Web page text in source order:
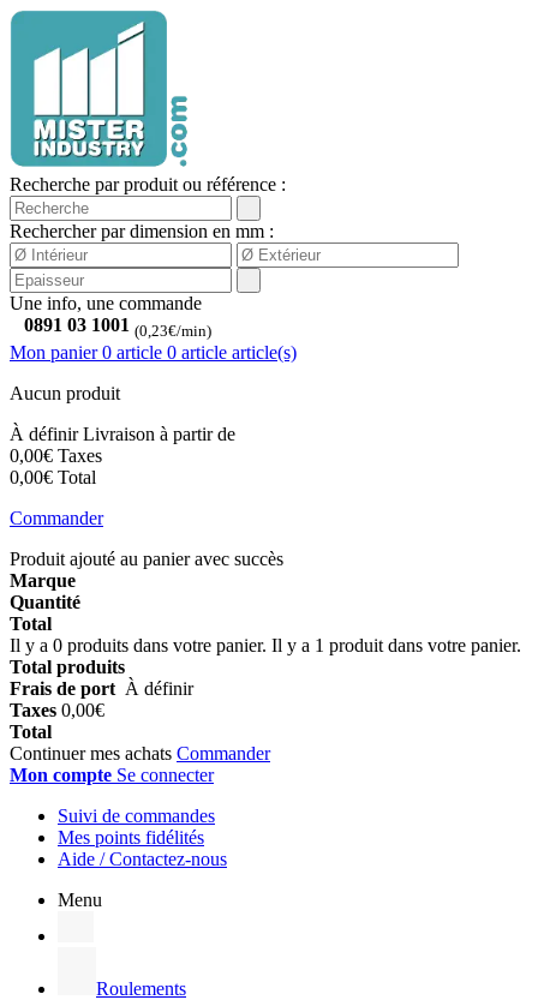
Recherche par produit ou référence :
Rechercher par dimension en mm :
Une info, une commande
0891 03 1001 (0,23€/min)
Mon panier 0 article 0 article article(s)
Aucun produit
À définirLivraison à partir de
0,00€ Taxes
0,00€ Total
Commander
Produit ajouté au panier avec succès
Marque
Quantité
Total
Il y a 0 produits dans votre panier. Il y a 1 produit dans votre panier.
Total produits
Frais de port À définir
Taxes 0,00€
Total
Continuer mes achats Commander
Mon compte Se connecter
Suivi de commandes
Mes points fidélités
Aide / Contactez-nous
Menu
Roulements